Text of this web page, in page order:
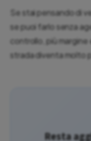
Se stai pensando di
se puoi farlo senza
controllo, più margine
strada diventa molto
Resta